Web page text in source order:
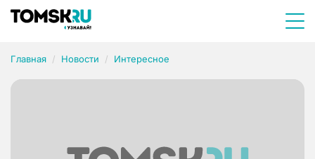
Главная Новости Интересное